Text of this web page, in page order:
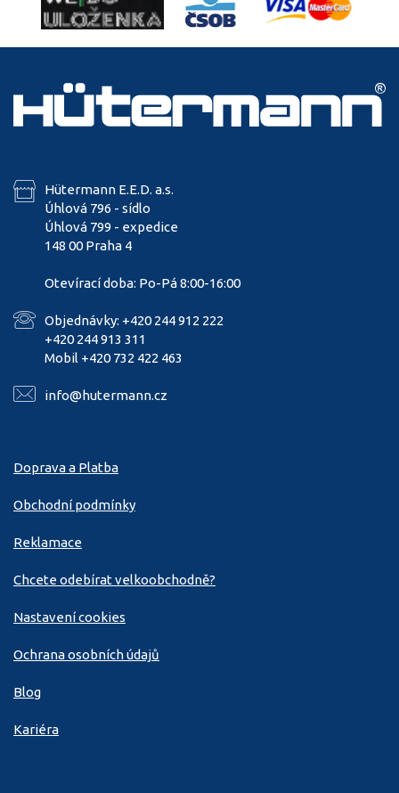
Hütermann E.E.D. a.s.
Úhlová 796 - sídlo
Úhlová 799 - expedice
148 00 Praha 4
Otevírací doba: Po-Pá 8:00-16:00
Objednávky: +420 244 912 222
+420 244 913 311
Mobil +420 732 422 463
info@hutermann.cz
Doprava a Platba
Obchodní podmínky
Reklamace
Chcete odebírat velkoobchodně?
Nastavení cookies
Ochrana osobních údajů
Blog
Kariéra